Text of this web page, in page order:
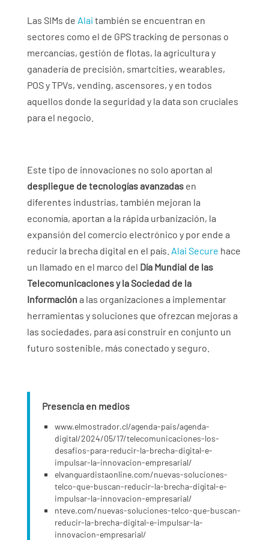
Las SIMs de Alai también se encuentran en
sectores como el de GPS tracking de personas o
mercancías, gestión de flotas, la agricultura y
ganadería de precisión, smartcities, wearables,
POS y TPVs, vending, ascensores, y en todos
aquellos donde la seguridad y la data son cruciales
para el negocio.
Este tipo de innovaciones no solo aportan al
despliegue de tecnologías avanzadasen
diferentes industrias, también mejoran la
economía, aportan a la rápida urbanización, la
expansión del comercio electrónico y por ende a
reducir la brecha digital en el país. Alai Secure hace
un llamado en el marco del Día Mundial de las
Telecomunicaciones y la Sociedad de la
Información a las organizaciones a implementar
herramientas y soluciones que ofrezcan mejoras a
las sociedades, para así construir en conjunto un
futuro sostenible, más conectado y seguro.
Presencia en medios
www.elmostrador.cl/agenda-pais/agenda-
digital/2024/05/17/telecomunicaciones-los-
desafios-para-reducir-la-brecha-digital-e-
impulsar-la-innovacion-empresarial/
elvanguardistaonline.com/nuevas-soluciones-
telco-que-buscan-reducir-la-brecha-digital-e-
impulsar-la-innovacion-empresarial/
nteve.com/nuevas-soluciones-telco-que-buscan-
reducir-la-brecha-digital-e-impulsar-la-
innovacion-empresarial/